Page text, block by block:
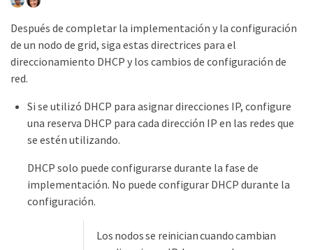
Después de completar la implementación y la configuración
de un nodo de grid, siga estas directrices para el
direccionamiento DHCP y los cambios de configuración de
red.
Si se utilizó DHCP para asignar direcciones IP, configure
una reserva DHCP para cada dirección IP en las redes que
se estén utilizando.
DHCP solo puede configurarse durante la fase de
implementación. No puede configurar DHCP durante la
configuración.
Los nodos se reinician cuando cambian